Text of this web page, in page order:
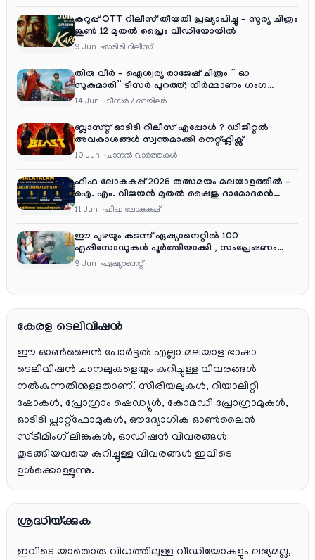
കറുപ്പ് OTT റിലീസ് തീയതി പ്രഖ്യാപിച്ചു – സൂര്യ ചിത്രം
ജൂൺ 12 മുതൽ പ്രൈം വീഡിയോയിൽ
9 Jun ഓടിടി റിലീസ്
തിരു വീർ – ഐശ്വര്യ രാജേഷ് ചിത്രം ” ഓ
സുകുമാരി” ടീസർ പുറത്ത്; നിർമ്മാണം ഗംഗ
എന്റർടൈൻമെന്റ്‌സ്
14 Jun ടീസര്‍ / ട്രെയിലര്‍
ബ്ലാസ്റ്റ് ഓടിടി റിലീസ് എപ്പോൾ ? ഡിജിറ്റൽ
അവകാശങ്ങൾ സ്വന്തമാക്കി നെറ്റ്ഫ്ലിക്സ്
10 Jun ചാനല്‍ വാര്‍ത്തകള്‍
ഫിഫ ലോകകപ്പ് 2026 തത്സമയം മലയാളത്തിൽ –
ഐ. എം. വിജയൻ മുതൽ ഷൈജു ദാമോദരൻ
വരെ കമന്ററി സംഘത്തിൽ
11 Jun ഫിഫ ലോകകപ്പ്
ഈ പുഴയും കടന്ന് ഏഷ്യാനെറ്റിൽ 100
എപ്പിസോഡുകൾ പൂർത്തിയാക്കി , സംപ്രേഷണം
തിങ്കൾ മുതൽ വെള്ളി വരെ രാത്രി 9:30 ന്
9 Jun ഏഷ്യാനെറ്റ്‌
കേരള ടെലിവിഷൻ
ഈ ഓൺലൈൻ പോർട്ടൽ എല്ലാ മലയാള ഭാഷാ
ടെലിവിഷൻ ചാനലുകളെയും കുറിച്ചുള്ള വിവരങ്ങൾ
നൽകുന്നതിനുള്ളതാണ്. സീരിയലുകൾ, റിയാലിറ്റി
ഷോകൾ, പ്രോഗ്രാം ഷെഡ്യൂൾ, കോമഡി പ്രോഗ്രാമുകൾ,
ഓടിടി പ്ലാറ്റ്‌ഫോമുകൾ, ഔദ്യോഗിക ഓൺലൈൻ
സ്ട്രീമിംഗ് ലിങ്കുകൾ, ഓഡിഷൻ വിവരങ്ങൾ
തുടങ്ങിയവയെ കുറിച്ചുള്ള വിവരങ്ങൾ ഇവിടെ
ഉൾക്കൊള്ളുന്നു.
ശ്രദ്ധിയ്ക്കുക
ഇവിടെ യാതൊരു വിധത്തിലുള്ള വീഡിയോകളും ലഭ്യമല്ല,